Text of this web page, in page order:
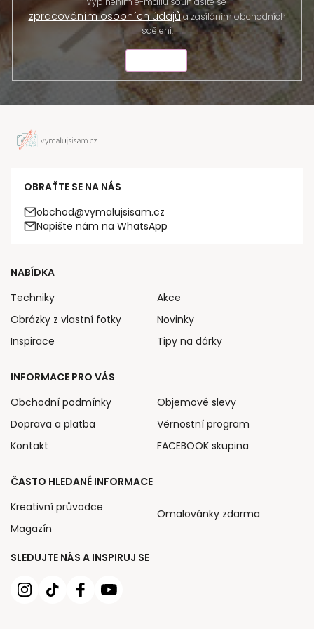
zpracováním osobních údajůa zasíláním obchodních
sdělení.
OBRAŤTE SE NA NÁS
obchod@vymalujsisam.cz
Napište nám na WhatsApp
SLEDUJTE NÁS A INSPIRUJ SE
NABÍDKA
Techniky
Obrázky z vlastní fotky
Inspirace
Akce
Novinky
Tipy na dárky
INFORMACE PRO VÁS
Obchodní podmínky
Doprava a platba
Kontakt
Objemové slevy
Věrnostní program
FACEBOOK skupina
ČASTO HLEDANÉ INFORMACE
Kreativní průvodce
Magazín
Omalovánky zdarma